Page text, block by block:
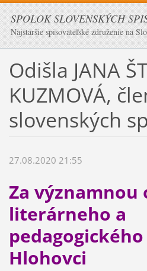
SPOLOK SLOVENSKÝCH
Najstaršie spisovateľské združenie na
Odišla JANA
KUZMOVÁ,
slovenských
27.08.2020 21:55
Za významnou
literárneho a
Hlohovci